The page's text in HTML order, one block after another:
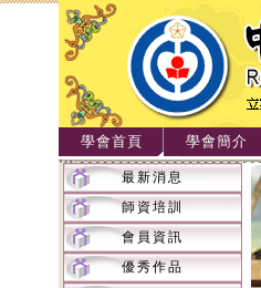
學會首頁 學會簡介
最新消息
師資培訓
會員資訊
優秀作品